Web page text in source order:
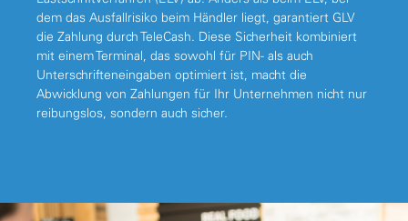
dem das Ausfallrisiko beim Händler liegt, garantiert GLV
die Zahlung durch TeleCash. Diese Sicherheit kombiniert
mit einem Terminal, das sowohl für PIN- als auch
Unterschrifteneingaben optimiert ist, macht die
Abwicklung von Zahlungen für Ihr Unternehmen nicht nur
reibungslos, sondern auch sicher.